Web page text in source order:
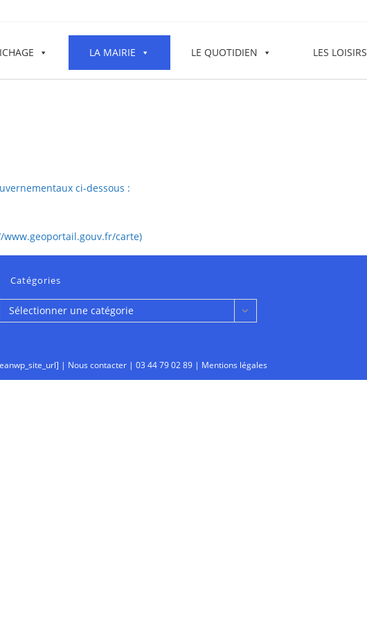
LA MAIRIE LE QUOTIDIEN LES LOISIRS
ci-dessous :
www.geoportail.gouv.fr/carte)
Catégories
Catégories
Sélectionner une catégorie
| Nous contacter | 03 44 79 02 89 | Mentions légales